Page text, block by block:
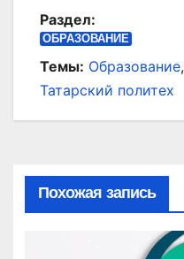
Раздел:
ОБРАЗОВАНИЕ
Темы: Образование,
Татарский политех
Похожая запись